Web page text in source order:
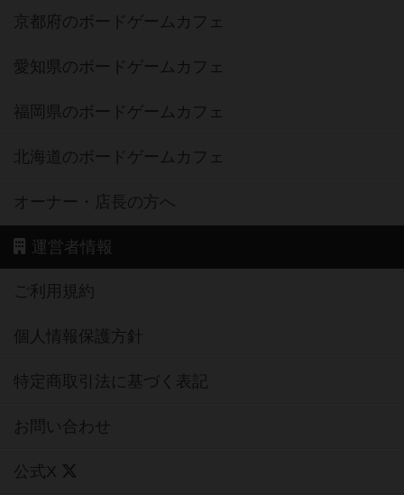
京都府のボードゲームカフェ
愛知県のボードゲームカフェ
福岡県のボードゲームカフェ
北海道のボードゲームカフェ
オーナー・店長の方へ
運営者情報
ご利用規約
個人情報保護方針
特定商取引法に基づく表記
お問い合わせ
公式X